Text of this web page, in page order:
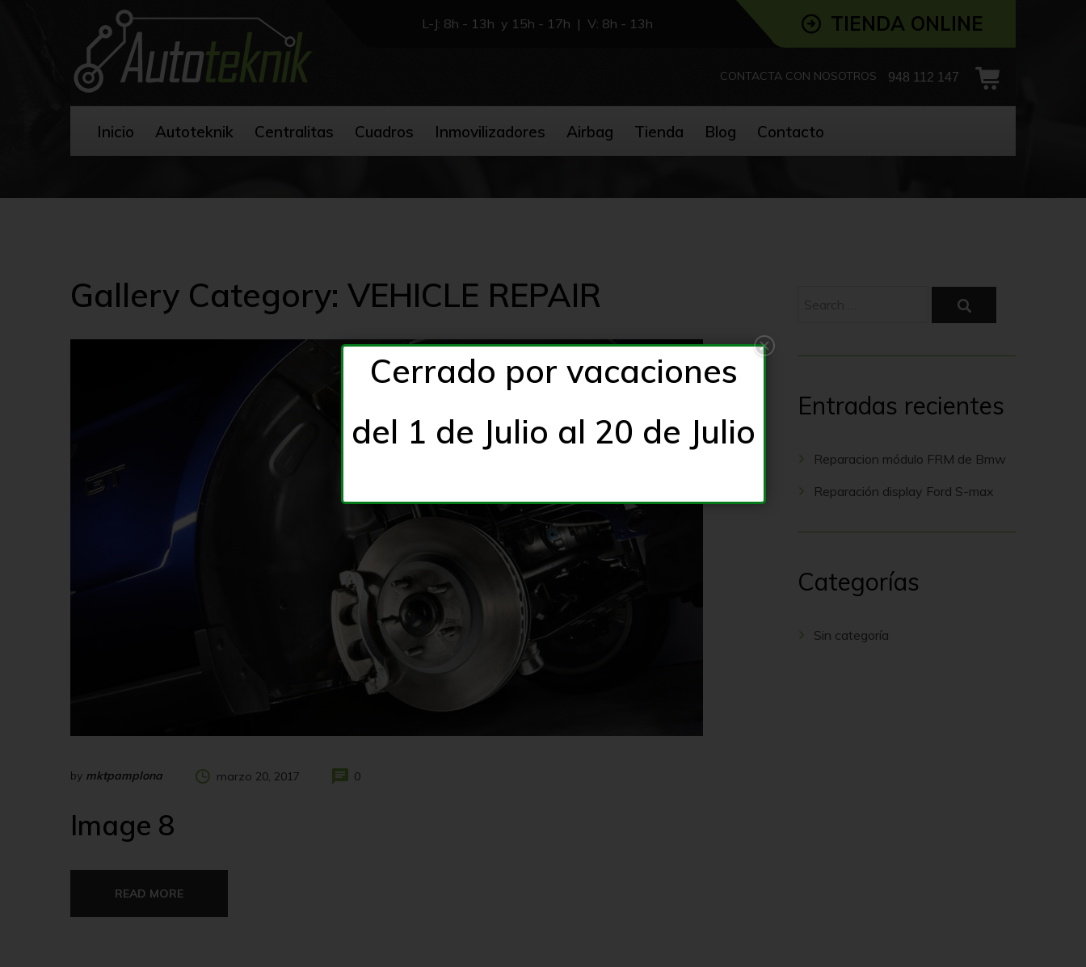
L-J: 8h - 13h y 15h - 17h | V: 8h - 13h TIENDA ONLINE
CONTACTA CON NOSOTROS 948 112 147
Inicio Autoteknik Centralitas Cuadros Inmovilizadores Airbag Tienda Blog Contacto
Gallery Category: VEHICLE REPAIR
by mktpamplona marzo 20, 2017 0
Image 8
READ MORE
Entradas recientes
Reparacion módulo FRM de Bmw
Reparación display Ford S-max
Categorías
Sin categoría
Cerrado por vacaciones
del 1 de Julio al 20 de Julio